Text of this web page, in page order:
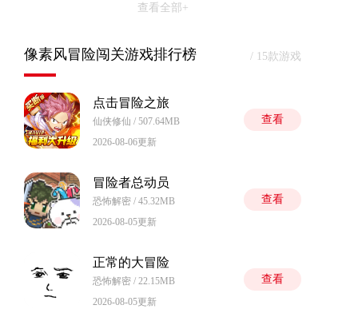
查看全部+
像素风冒险闯关游戏排行榜 / 15款游戏
点击冒险之旅
仙侠修仙 / 507.64MB
2026-08-06更新
查看
冒险者总动员
恐怖解密 / 45.32MB
2026-08-05更新
查看
正常的大冒险
恐怖解密 / 22.15MB
2026-08-05更新
查看